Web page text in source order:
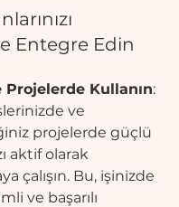
Entegre Edin
Projelerde Kullanın:
ve
projelerde güçlü
aktif olarak
çalışın. Bu, işinizde
ve başarılı